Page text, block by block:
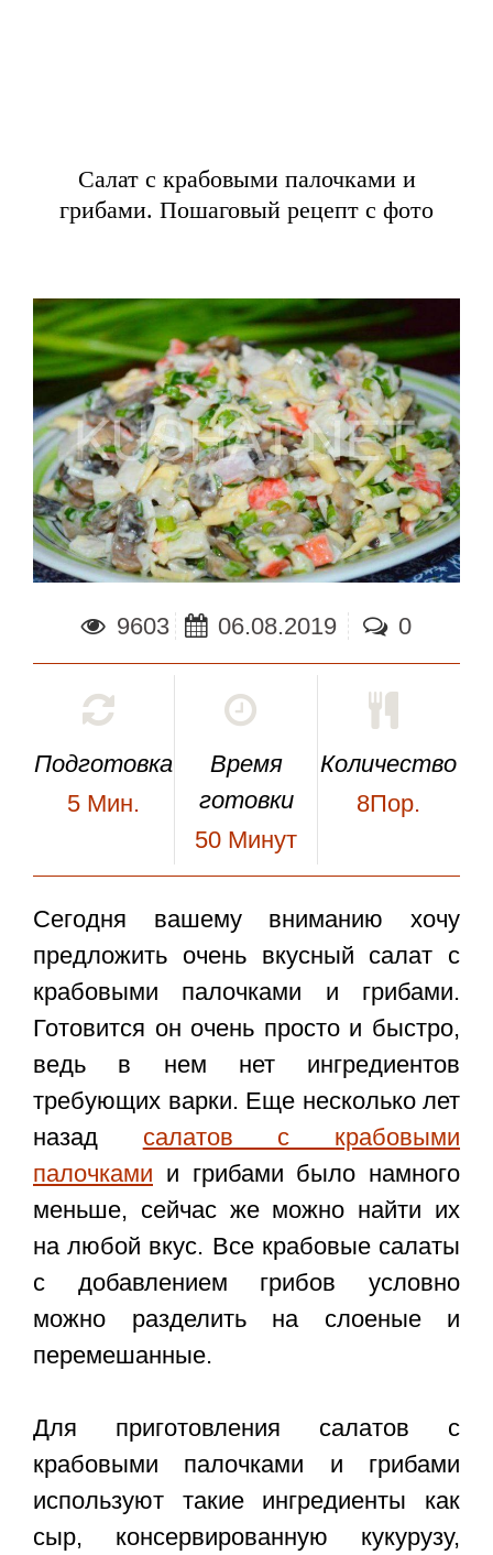
Салат с крабовыми палочками и
грибами. Пошаговый рецепт с фото
9603 06.08.2019 0
Подготовка
5 Мин.
Время
готовки
50 Минут
Количество
8Пор.
Сегодня вашему вниманию хочу
предложить очень вкусный салат с
крабовыми палочками и грибами.
Готовится он очень просто и быстро,
ведь в нем нет ингредиентов
требующих варки. Еще несколько лет
назад салатов с крабовыми
палочками и грибами было намного
меньше, сейчас же можно найти их
на любой вкус. Все крабовые салаты
с добавлением грибов условно
можно разделить на слоеные и
перемешанные.
Для приготовления салатов с
крабовыми палочками и грибами
используют такие ингредиенты как
сыр, консервированную кукурузу,